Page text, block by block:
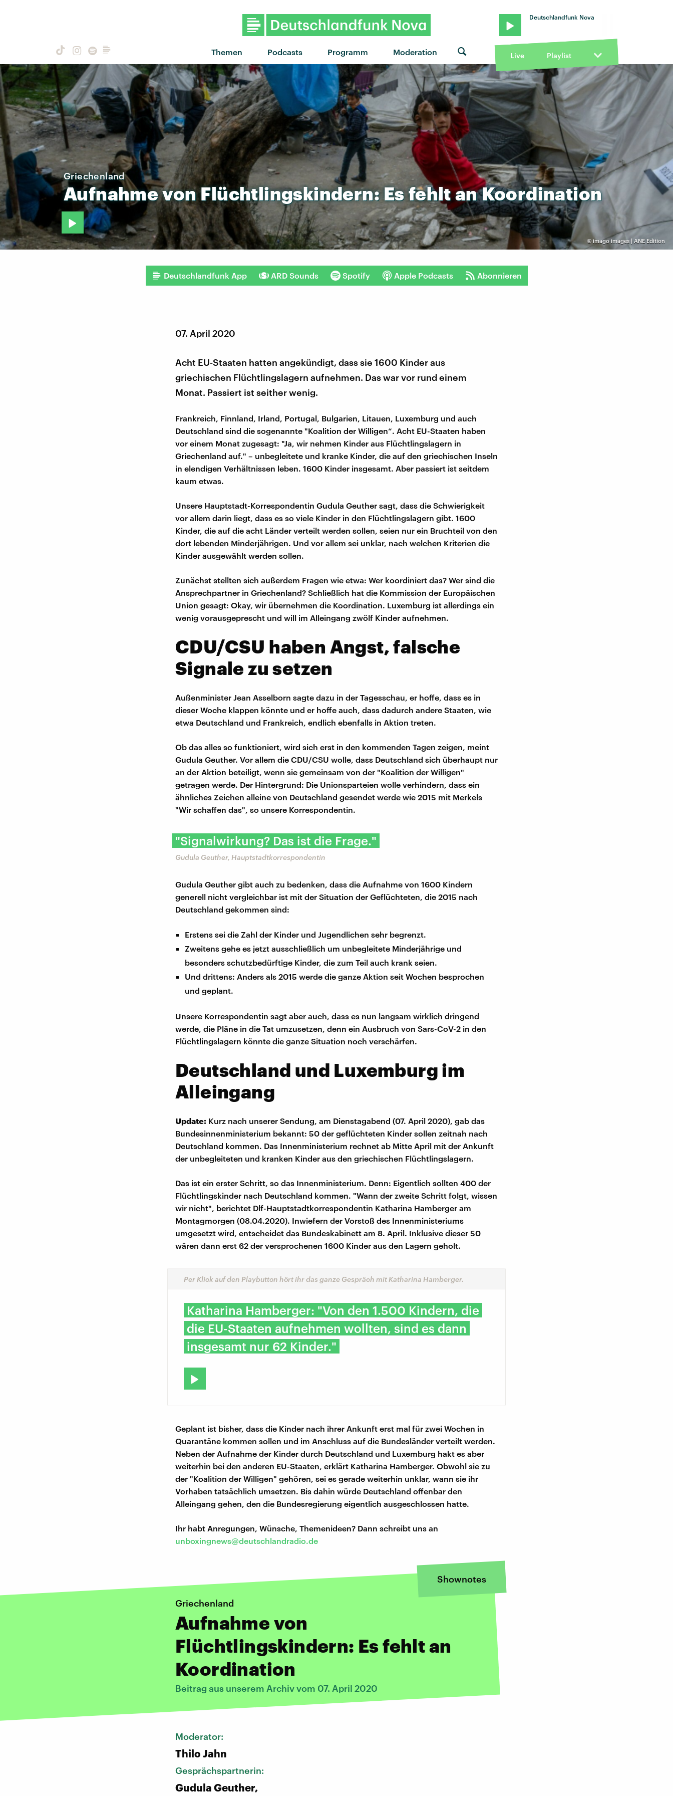
Themen Podcasts Programm Moderation
Deutschlandfunk Nova
Live Playlist
© imago images | ANE Edition
Griechenland
Aufnahmevon Flüchtlingskindern:EsfehltanKoordination
Deutschlandfunk App ARD Sounds Spotify Apple Podcasts Abonnieren
07. April 2020
Acht EU-Staaten hatten angekündigt, dass sie 1600 Kinder aus
griechischen Flüchtlingslagern aufnehmen. Das war vor rund einem
Monat. Passiert ist seither wenig.
Frankreich, Finnland, Irland, Portugal, Bulgarien, Litauen, Luxemburg und auch
Deutschland sind die sogenannte "Koalition der Willigen“. Acht EU-Staaten haben
vor einem Monat zugesagt: "Ja, wir nehmen Kinder aus Flüchtlingslagern in
Griechenland auf." – unbegleitete und kranke Kinder, die auf den griechischen Inseln
in elendigen Verhältnissen leben. 1600 Kinder insgesamt. Aber passiert ist seitdem
kaum etwas.
Unsere Hauptstadt-Korrespondentin Gudula Geuther sagt, dass die Schwierigkeit
vor allem darin liegt, dass es so viele Kinder in den Flüchtlingslagern gibt. 1600
Kinder, die auf die acht Länder verteilt werden sollen, seien nur ein Bruchteil von den
dort lebenden Minderjährigen. Und vor allem sei unklar, nach welchen Kriterien die
Kinder ausgewählt werden sollen.
Zunächst stellten sich außerdem Fragen wie etwa: Wer koordiniert das? Wer sind die
Ansprechpartner in Griechenland? Schließlich hat die Kommission der Europäischen
Union gesagt: Okay, wir übernehmen die Koordination. Luxemburg ist allerdings ein
wenig vorausgeprescht und will im Alleingang zwölf Kinder aufnehmen.
CDU/CSU haben Angst, falsche
Signale zu setzen
Außenminister Jean Asselborn sagte dazu in der Tagesschau, er hoffe, dass es in
dieser Woche klappen könnte und er hoffe auch, dass dadurch andere Staaten, wie
etwa Deutschland und Frankreich, endlich ebenfalls in Aktion treten.
Ob das alles so funktioniert, wird sich erst in den kommenden Tagen zeigen, meint
Gudula Geuther. Vor allem die CDU/CSU wolle, dass Deutschland sich überhaupt nur
an der Aktion beteiligt, wenn sie gemeinsam von der "Koalition der Willigen"
getragen werde. Der Hintergrund: Die Unionsparteien wolle verhindern, dass ein
ähnliches Zeichen alleine von Deutschland gesendet werde wie 2015 mit Merkels
"Wir schaffen das", so unsere Korrespondentin.
"Signalwirkung? Das ist die Frage."
Gudula Geuther, Hauptstadtkorrespondentin
Gudula Geuther gibt auch zu bedenken, dass die Aufnahme von 1600 Kindern
generell nicht vergleichbar ist mit der Situation der Geflüchteten, die 2015 nach
Deutschland gekommen sind:
Erstens sei die Zahl der Kinder und Jugendlichen sehr begrenzt.
Zweitens gehe es jetzt ausschließlich um unbegleitete Minderjährige und
besonders schutzbedürftige Kinder, die zum Teil auch krank seien.
Und drittens: Anders als 2015 werde die ganze Aktion seit Wochen besprochen
und geplant.
Unsere Korrespondentin sagt aber auch, dass es nun langsam wirklich dringend
werde, die Pläne in die Tat umzusetzen, denn ein Ausbruch von Sars-CoV-2 in den
Flüchtlingslagern könnte die ganze Situation noch verschärfen.
Deutschland und Luxemburg im
Alleingang
Update: Kurz nach unserer Sendung, am Dienstagabend (07. April 2020), gab das
Bundesinnenministerium bekannt: 50 der geflüchteten Kinder sollen zeitnah nach
Deutschland kommen. Das Innenministerium rechnet ab Mitte April mit der Ankunft
der unbegleiteten und kranken Kinder aus den griechischen Flüchtlingslagern.
Das ist ein erster Schritt, so das Innenministerium. Denn: Eigentlich sollten 400 der
Flüchtlingskinder nach Deutschland kommen. "Wann der zweite Schritt folgt, wissen
wir nicht", berichtet Dlf-Hauptstadtkorrespondentin Katharina Hamberger am
Montagmorgen (08.04.2020). Inwiefern der Vorstoß des Innenministeriums
umgesetzt wird, entscheidet das Bundeskabinett am 8. April. Inklusive dieser 50
wären dann erst 62 der versprochenen 1600 Kinder aus den Lagern geholt.
Per Klick auf den Playbutton hört ihr das ganze Gespräch mit Katharina Hamberger.
Katharina Hamberger: "Von den 1.500 Kindern, die
die EU-Staaten aufnehmen wollten, sind es dann
insgesamt nur 62 Kinder."
Geplant ist bisher, dass die Kinder nach ihrer Ankunft erst mal für zwei Wochen in
Quarantäne kommen sollen und im Anschluss auf die Bundesländer verteilt werden.
Neben der Aufnahme der Kinder durch Deutschland und Luxemburg hakt es aber
weiterhin bei den anderen EU-Staaten, erklärt Katharina Hamberger. Obwohl sie zu
der "Koalition der Willigen" gehören, sei es gerade weiterhin unklar, wann sie ihr
Vorhaben tatsächlich umsetzen. Bis dahin würde Deutschland offenbar den
Alleingang gehen, den die Bundesregierung eigentlich ausgeschlossen hatte.
Ihr habt Anregungen, Wünsche, Themenideen? Dann schreibt uns an
unboxingnews@deutschlandradio.de
Shownotes
Griechenland
Aufnahme von
Flüchtlingskindern: Es fehlt an
Koordination
Beitrag aus unserem Archiv vom 07. April 2020
Moderator:
Thilo Jahn
Gesprächspartnerin:
Gudula Geuther,